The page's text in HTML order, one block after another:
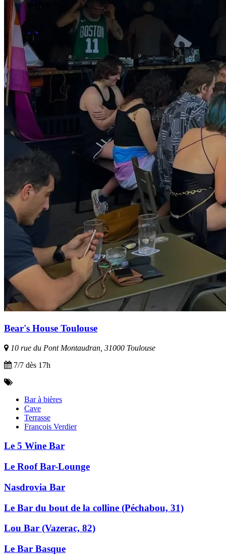
Bear's House Toulouse
10 rue du Pont Montaudran, 31000 Toulouse
7/7 dès 17h
Bar à bières
Cave
Terrasse
François Verdier
Le 5 Wine Bar
Le Roof Bar-Lounge
Nasdrovia Bar
Le Bar du bout de la colline (Péchabou, 31)
Lou Bar (Vazerac, 82)
Le Bar Basque